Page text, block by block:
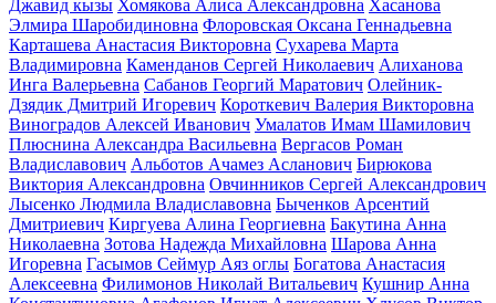
Джавид кызы Хомякова Алиса Александровна Хасанова
Элмира Шаробидиновна Флоровская Оксана Геннадьевна
Карташева Анастасия Викторовна Сухарева Марта
Владимировна Каменданов Сергей Николаевич Алиханова
Инга Валерьевна Сабанов Георгий Маратович Олейник-
Дзядик Дмитрий Игоревич Короткевич Валерия Викторовна
Виноградов Алексей Иванович Умалатов Имам Шамилович
Плюснина Александра Васильевна Вергасов Роман
Владиславович Альботов Ачамез Асланович Бирюкова
Виктория Александровна Овчинников Сергей Александрович
Лысенко Людмила Владиславовна Быченков Арсентий
Дмитриевич Киргуева Алина Георгиевна Бакутина Анна
Николаевна Зотова Надежда Михайловна Шарова Анна
Игоревна Гасымов Сеймур Аяз оглы Богатова Анастасия
Алексеевна Филимонов Николай Витальевич Кушнир Анна